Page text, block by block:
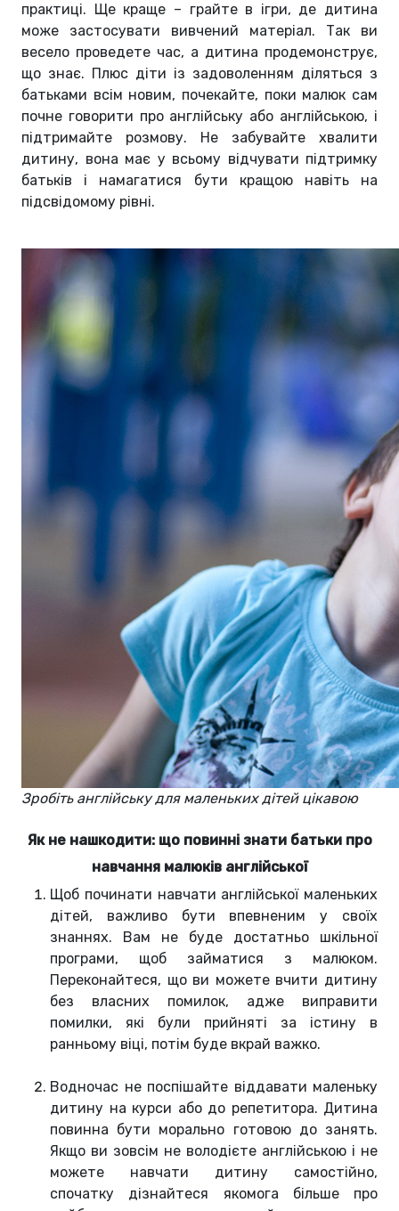
практиці. Ще краще – грайте в ігри, де дитина
може застосувати вивчений матеріал. Так ви
весело проведете час, а дитина продемонструє,
що знає. Плюс діти із задоволенням діляться з
батьками всім новим, почекайте, поки малюк сам
почне говорити про англійську або англійською, і
підтримайте розмову. Не забувайте хвалити
дитину, вона має у всьому відчувати підтримку
батьків і намагатися бути кращою навіть на
підсвідомому рівні.
Зробіть англійську для маленьких дітей цікавою
Як не нашкодити: що повинні знати батьки про
навчання малюків англійської
Щоб починати навчати англійської маленьких
дітей, важливо бути впевненим у своїх
знаннях. Вам не буде достатньо шкільної
програми, щоб займатися з малюком.
Переконайтеся, що ви можете вчити дитину
без власних помилок, адже виправити
помилки, які були прийняті за істину в
ранньому віці, потім буде вкрай важко.
Водночас не поспішайте віддавати маленьку
дитину на курси або до репетитора. Дитина
повинна бути морально готовою до занять.
Якщо ви зовсім не володієте англійською і не
можете навчати дитину самостійно,
спочатку дізнайтеся якомога більше про